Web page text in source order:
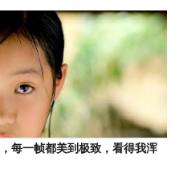
每一帧都美到极致，看得我浑